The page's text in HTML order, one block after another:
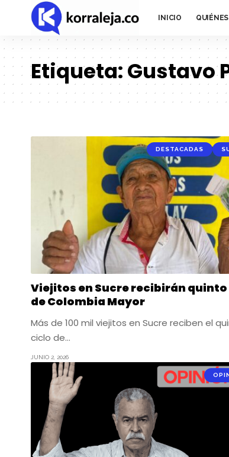
INICIO
Etiqueta:Gustavo
DESTACADAS
Viejitos en Sucre recibirán
de Colombia Mayor
Más de 100 mil viejitos en Sucre reciben el
ciclo de…
JUNIO 2, 2026